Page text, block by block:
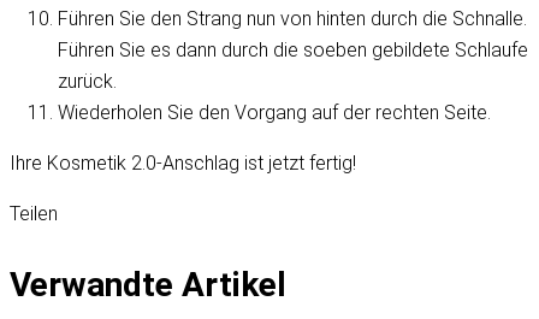
Führen Sie den Strang nun von hinten durch die Schnalle.
Führen Sie es dann durch die soeben gebildete Schlaufe
zurück.
Wiederholen Sie den Vorgang auf der rechten Seite.
Ihre Kosmetik 2.0-Anschlag ist jetzt fertig!
Teilen
Verwandte Artikel